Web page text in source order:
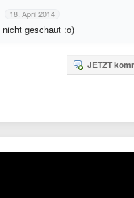
18. April 2014
nicht geschaut :o)
JETZT